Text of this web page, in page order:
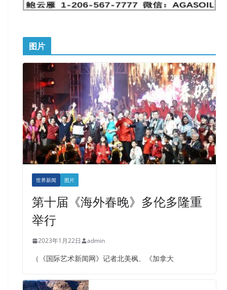
图片
世界新闻 图片
第十届《海外春晚》多伦多隆重
举行
2023年1月22日 admin
（《国际艺术新闻网》记者北美枫、《加拿大